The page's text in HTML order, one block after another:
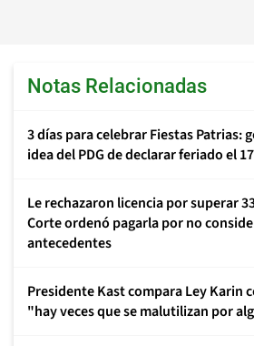
Notas Relacionadas
3 días para celebrar Fiestas Patrias:
idea del PDG de declarar feriado el
Le rechazaron licencia por superar
Corte ordenó pagarla por no
antecedentes
Presidente Kast compara Ley Karin
"hay veces que se malutilizan por